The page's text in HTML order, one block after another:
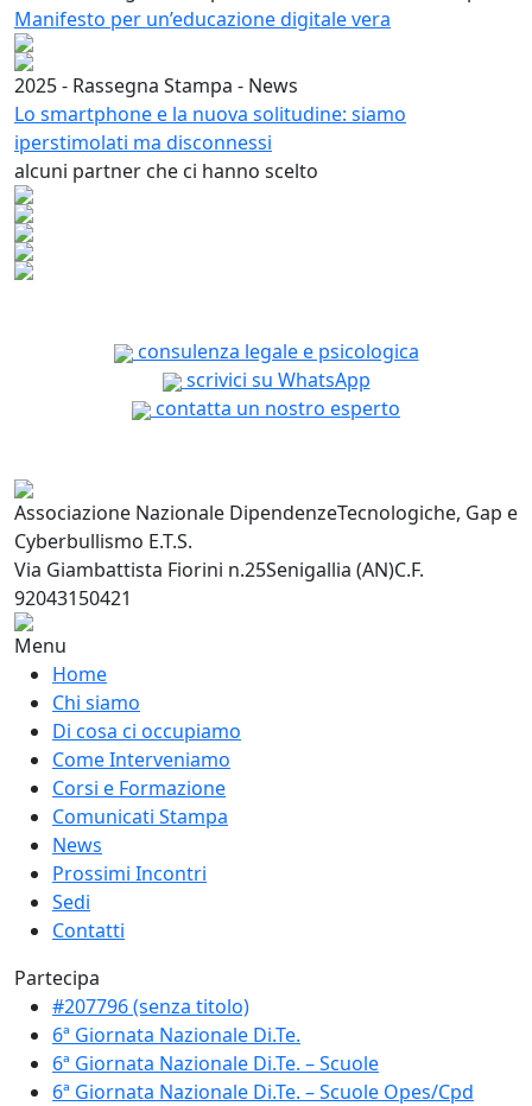
Manifesto per un’educazione digitale vera
2025 - Rassegna Stampa - News
Lo smartphone e la nuova solitudine: siamo
iperstimolati ma disconnessi
alcuni partner che ci hanno scelto
consulenza legale e psicologica
scrivici su WhatsApp
contatta un nostro esperto
Associazione Nazionale DipendenzeTecnologiche, Gap e
Cyberbullismo E.T.S.
Via Giambattista Fiorini n.25Senigallia (AN)C.F.
92043150421
Menu
Home
Chi siamo
Di cosa ci occupiamo
Come Interveniamo
Corsi e Formazione
Comunicati Stampa
News
Prossimi Incontri
Sedi
Contatti
Partecipa
#207796 (senza titolo)
6ª Giornata Nazionale Di.Te.
6ª Giornata Nazionale Di.Te. – Scuole
6ª Giornata Nazionale Di.Te. – Scuole Opes/Cpd